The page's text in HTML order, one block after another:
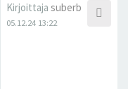
Kirjoittaja suberb
05.12.24 13:22